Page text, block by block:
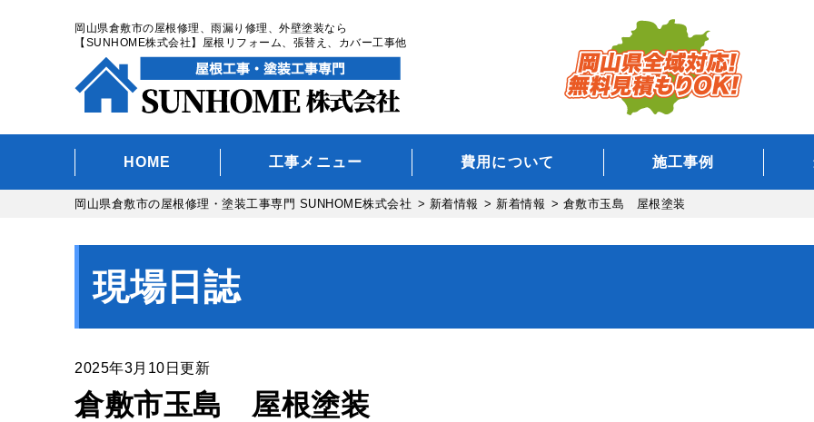
岡山県倉敷市の屋根修理、雨漏り修理、外壁塗装なら
【SUNHOME株式会社】屋根リフォーム、張替え、カバー工事他
HOME 工事メニュー 費用について 施工事例
岡山県倉敷市の屋根修理・塗装工事専門 SUNHOME株式会社 > 新着情報 > 新着情報 > 倉敷市玉島 屋根塗装
現場日誌
2025年3月10日更新
倉敷市玉島 屋根塗装